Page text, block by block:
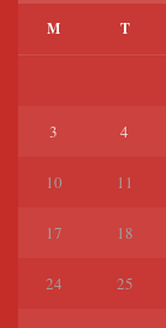
M T
3 4
10 11
17 18
24 25